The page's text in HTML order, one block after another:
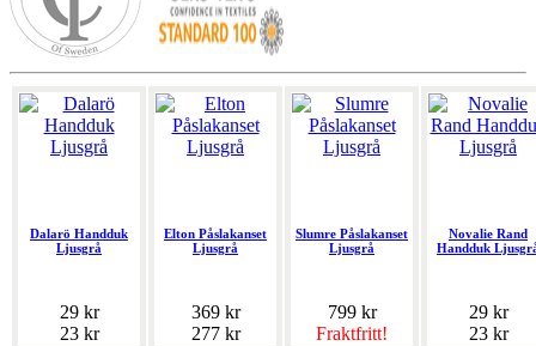
Dalarö Handduk
Ljusgrå
29 kr
23 kr
Elton Påslakanset
Ljusgrå
369 kr
277 kr
Slumre Påslakanset
Ljusgrå
799 kr
Fraktfritt!
Novalie Rand
Handduk
29 kr
23 kr